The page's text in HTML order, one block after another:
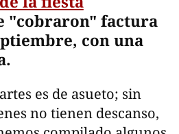
"cobraron" factura
con una
es de asueto; sin
no tienen descanso,